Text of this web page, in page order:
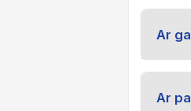
Ar
Ar